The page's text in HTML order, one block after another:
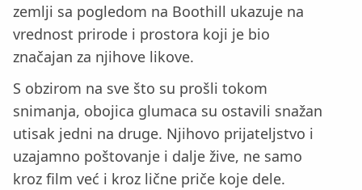
zemlji sa pogledom na Boothill ukazuje na
vrednost prirode i prostora koji je bio
značajan za njihove likove.
S obzirom na sve što su prošli tokom
snimanja, obojica glumaca su ostavili snažan
utisak jedni na druge. Njihovo prijateljstvo i
uzajamno poštovanje i dalje žive, ne samo
kroz film već i kroz lične priče koje dele.